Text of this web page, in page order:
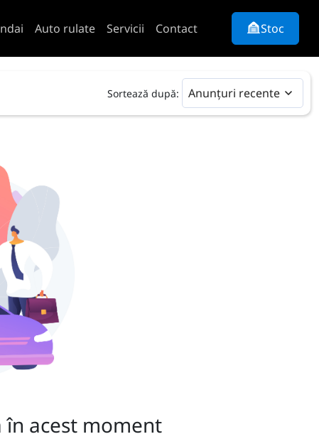
Auto rulate Servicii Contact Stoc
Sortează după: Anunțuri recente
în acest moment